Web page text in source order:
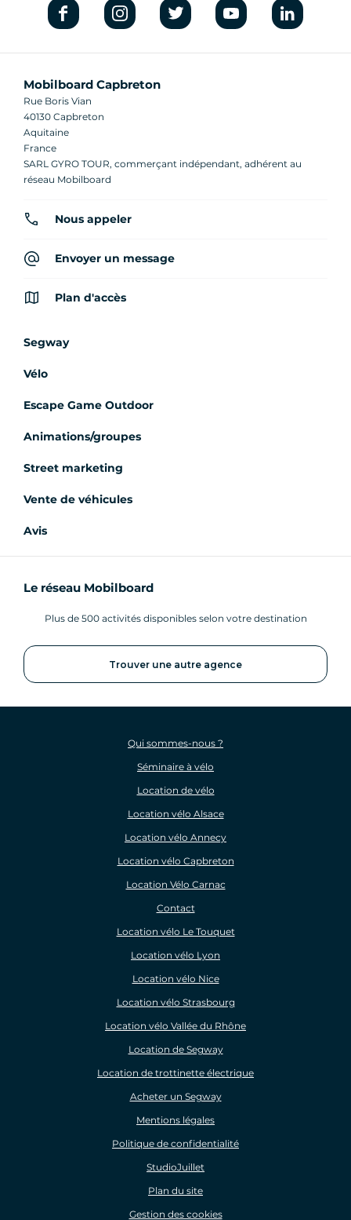
Mobilboard Capbreton
Rue Boris Vian
40130 Capbreton
Aquitaine
France
SARL GYRO TOUR, commerçant indépendant, adhérent au
réseau Mobilboard
Nous appeler
Envoyer un message
Plan d'accès
Segway
Vélo
Escape Game Outdoor
Animations/groupes
Street marketing
Vente de véhicules
Avis
Le réseau Mobilboard
Plus de 500 activités disponibles selon votre destination
Trouver une autre agence
Qui sommes-nous ?
Séminaire à vélo
Location de vélo
Location vélo Alsace
Location vélo Annecy
Location vélo Capbreton
Location Vélo Carnac
Contact
Location vélo Le Touquet
Location vélo Lyon
Location vélo Nice
Location vélo Strasbourg
Location vélo Vallée du Rhône
Location de Segway
Location de trottinette électrique
Acheter un Segway
Mentions légales
Politique de confidentialité
StudioJuillet
Plan du site
Gestion des cookies